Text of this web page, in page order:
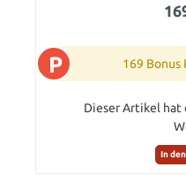
P 169 Bonus
Dieser Artikel hat
In